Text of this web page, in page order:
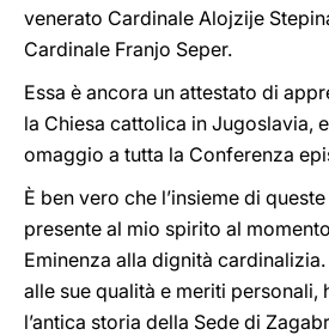
venerato Cardinale Alojzije
Cardinale Franjo Seper.
Essa è ancora un attestato di
la Chiesa cattolica in Jugoslavia,
omaggio a tutta la Conferenza
È ben vero che l’insieme di
presente al mio spirito al
Eminenza alla dignità
alle sue qualità e meriti personali,
l’antica storia della Sede di